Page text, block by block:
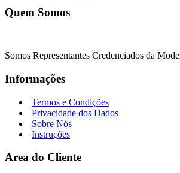
Quem Somos
Somos Representantes Credenciados da
Informações
Termos e Condições
Privacidade dos Dados
Sobre Nós
Instruções
Area do Cliente